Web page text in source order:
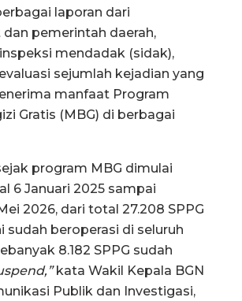
laporan dari
pemerintah daerah,
mendadak (sidak),
sejumlah kejadian yang
manfaat Program
Gratis (MBG) di berbagai
program MBG dimulai
6 Januari 2025 sampai
2026, dari total 27.208 SPPG
sudah beroperasi di seluruh
8.182 SPPG sudah
kata Wakil Kepala BGN
Publik dan Investigasi,